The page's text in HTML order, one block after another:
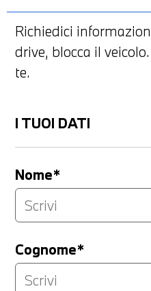
Richiedici
drive, blocca il
te.
I TUOI DATI
Nome*
Cognome*